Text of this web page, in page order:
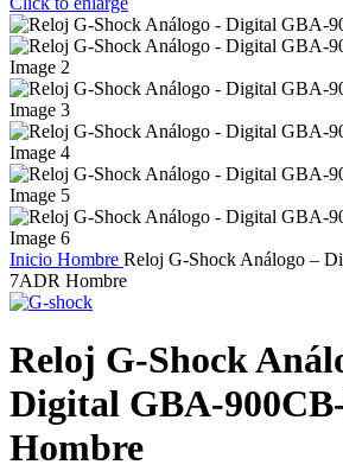
Inicio Hombre Reloj G-Shock Análogo –
7ADR Hombre
Reloj G-Shock
Digital GBA-
Hombre